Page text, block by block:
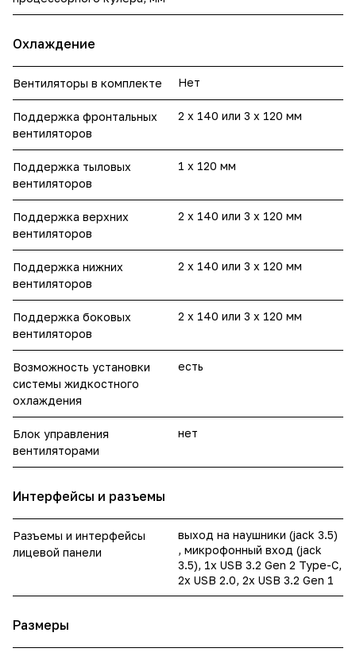
Охлаждение
Вентиляторы в комплекте Нет
Поддержка фронтальных
вентиляторов
2 x 140 или 3 x 120 мм
Поддержка тыловых
вентиляторов
1 x 120 мм
Поддержка верхних
вентиляторов
2 x 140 или 3 x 120 мм
Поддержка нижних
вентиляторов
2 x 140 или 3 x 120 мм
Поддержка боковых
вентиляторов
2 x 140 или 3 x 120 мм
Возможность установки
системы жидкостного
охлаждения
есть
Блок управления
вентиляторами
нет
Интерфейсы и разъемы
Разъемы и интерфейсы
лицевой панели
выход на наушники (jack 3.5)
, микрофонный вход (jack
3.5), 1x USB 3.2 Gen 2 Type-C,
2x USB 2.0, 2x USB 3.2 Gen 1
Размеры